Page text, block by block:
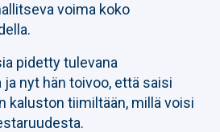
voima koko
pidetty tulevana
nyt hän toivoo, että saisi
kaluston tiimiltään, millä voisi